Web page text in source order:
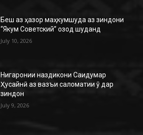
Беш аз ҳазор маҳкумшуда аз зиндони
“Якум Советский” озод шуданд
July 10, 2026
Нигаронии наздикони Саидумар
Ҳусайнӣ аз вазъи саломатии ӯ дар
зиндон
July 9, 2026